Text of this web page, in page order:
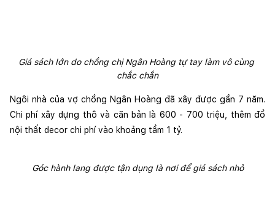
Giá sách lớn do chồng chị Ngân Hoàng tự tay làm vô cùng
chắc chắn
Ngôi nhà của vợ chồng Ngân Hoàng đã xây được gần 7 năm.
Chi phí xây dựng thô và căn bản là 600 - 700 triệu, thêm đồ
nội thất decor chi phí vào khoảng tầm 1 tỷ.
Góc hành lang được tận dụng là nơi để giá sách nhỏ